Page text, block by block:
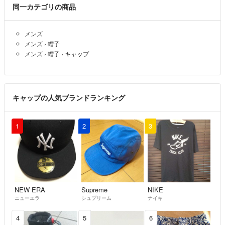
同一カテゴリの商品
メンズ
メンズ › 帽子
メンズ › 帽子 › キャップ
キャップの人気ブランドランキング
1
NEW ERA
ニューエラ
2
Supreme
シュプリーム
3
NIKE
ナイキ
4 5 6